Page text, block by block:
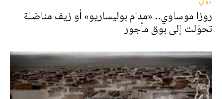
روزا موساوي.. «مدام بوليساريو» أو زيف مناضلة
تحوّلت إلى بوق مأجور